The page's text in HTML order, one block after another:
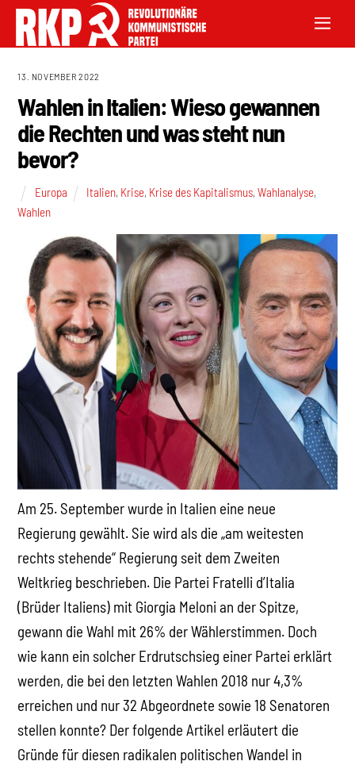
13. NOVEMBER 2022
Wahlen in Italien: Wieso gewannen
die Rechten und was steht nun
bevor?
Europa Italien, Krise, Krise des Kapitalismus,Wahlanalyse,
Wahlen
Am 25. September wurde in Italien eine neue
Regierung gewählt. Sie wird als die „am weitesten
rechts stehende“ Regierung seit dem Zweiten
Weltkrieg beschrieben. Die Partei Fratelli d’Italia
(Brüder Italiens) mit Giorgia Meloni an der Spitze,
gewann die Wahl mit 26% der Wählerstimmen. Doch
wie kann ein solcher Erdrutschsieg einer Partei erklärt
werden, die bei den letzten Wahlen 2018 nur 4,3%
erreichen und nur 32 Abgeordnete sowie 18 Senatoren
stellen konnte? Der folgende Artikel erläutert die
Gründe für diesen radikalen politischen Wandel in